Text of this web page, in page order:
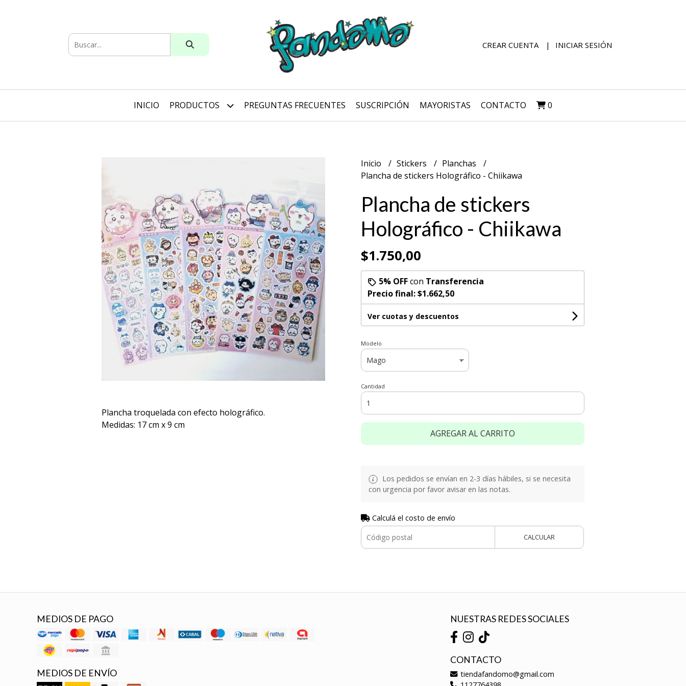
CREAR CUENTA INICIAR SESIÓN
INICIO PRODUCTOS PREGUNTAS FRECUENTES SUSCRIPCIÓN MAYORISTAS CONTACTO 0
Plancha troquelada con efecto holográfico.
Medidas: 17 cm x 9 cm
Inicio Stickers
Planchas
Plancha de stickers Holográfico - Chiikawa
Plancha de stickers
Holográfico - Chiikawa
$1.750,00
5% OFFcon Transferencia
Precio final:$1.662,50
Ver cuotas y descuentos
Modelo
Cantidad
AGREGAR AL CARRITO
Los pedidos se envían en 2-3 días hábiles, si se necesita
con urgencia por favor avisar en las notas.
Calculá el costo de envío
CALCULAR
MEDIOS DE PAGO
MEDIOS DE ENVÍO
NUESTRAS REDES SOCIALES
CONTACTO
tiendafandomo@gmail.com